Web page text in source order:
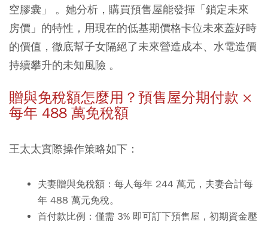
空膠囊」 。她分析，購買預售屋能發揮「鎖定未來
房價」的特性，用現在的低基期價格卡位未來蓋好時
的價值，徹底幫子女隔絕了未來營造成本、水電造價
持續攀升的未知風險 。
贈與免稅額怎麼用？預售屋分期付款 ×
每年 488 萬免稅額
王太太實際操作策略如下：
夫妻贈與免稅額： 每人每年 244 萬元，夫妻合計每
年 488 萬元免稅。
首付款比例： 僅需 3% 即可訂下預售屋，初期資金壓